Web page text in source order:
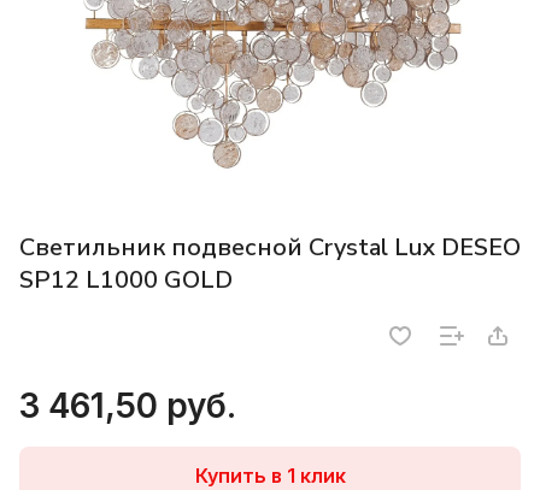
Светильник подвесной Crystal Lux DESEO
SP12 L1000 GOLD
3 461,50 руб.
Купить в 1 клик